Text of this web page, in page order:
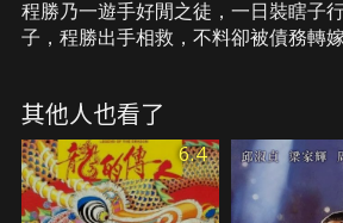
程勝乃一遊手好閒之徒，一日裝瞎子
子，程勝出手相救，不料卻被債務轉
正是程勝所扮，陰差陽錯的騙局，笑料
其他人也看了
6.4